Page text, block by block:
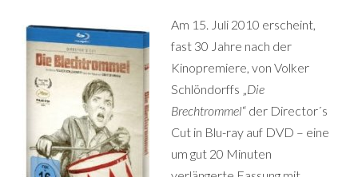
Am 15. Juli 2010 erscheint,
fast 30 Jahre nach der
Kinopremiere, von Volker
Schlöndorffs „Die
Brechtrommel“ der Director´s
Cut in Blu-ray auf DVD – eine
um gut 20 Minuten